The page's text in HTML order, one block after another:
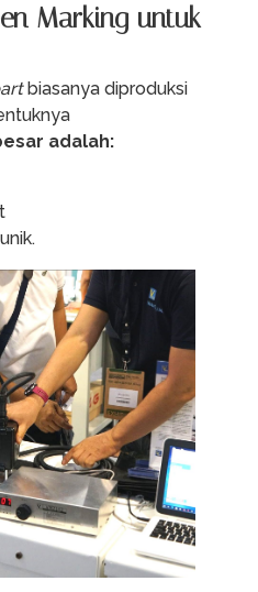
Marking untuk
biasanya diproduksi
adalah: